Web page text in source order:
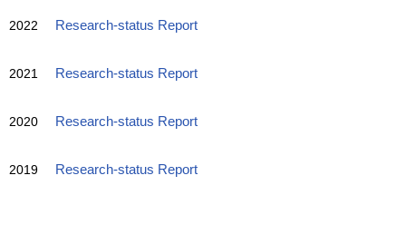
2022 Research-status Report
2021 Research-status Report
2020 Research-status Report
2019 Research-status Report